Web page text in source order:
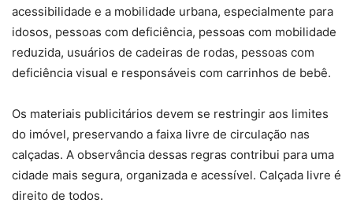
acessibilidade e a mobilidade urbana, especialmente para
idosos, pessoas com deficiência, pessoas com mobilidade
reduzida, usuários de cadeiras de rodas, pessoas com
deficiência visual e responsáveis com carrinhos de bebê.
Os materiais publicitários devem se restringir aos limites
do imóvel, preservando a faixa livre de circulação nas
calçadas. A observância dessas regras contribui para uma
cidade mais segura, organizada e acessível. Calçada livre é
direito de todos.